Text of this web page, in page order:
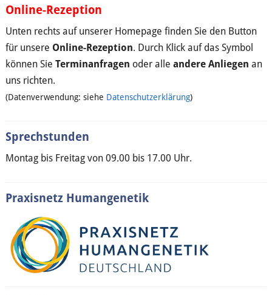
Online-Rezeption
Unten rechts auf unserer Homepage finden Sie den Button
für unsere Online-Rezeption. Durch Klick auf das Symbol
können Sie Terminanfragen oder alle andere Anliegen an
uns richten.
(Datenverwendung: siehe Datenschutzerklärung)
Sprechstunden
Montag bis Freitag von 09.00 bis 17.00 Uhr.
Praxisnetz Humangenetik